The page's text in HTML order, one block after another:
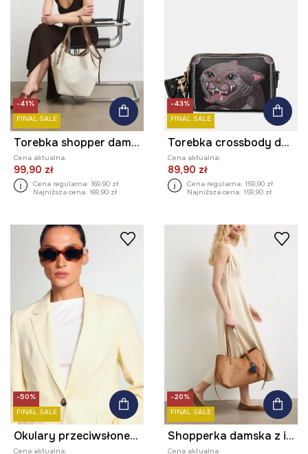
-41%
FINAL SALE
Torebka shopper damska
Cena aktualna:
99,90 zł
Cena regularna: 169,90 zł
Najniższa cena: 169,90 zł
-43%
FINAL SALE
Torebka crossbody damska z imitacji skóry
Cena aktualna:
89,90 zł
Cena regularna: 159,90 zł
Najniższa cena: 159,90 zł
-50%
FINAL SALE
Okulary przeciwsłoneczne kwadratowe damskie z polaryzacją
Cena aktualna:
-20%
FINAL SALE
Shopperka damska z imitacji zamszu z brelokiem
Cena aktualna: